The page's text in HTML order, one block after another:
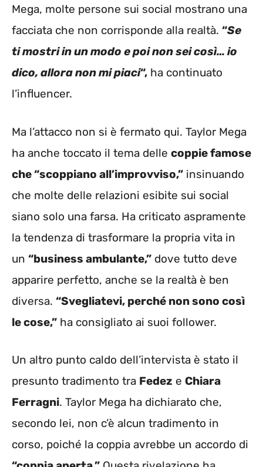
Mega, molte persone sui social mostrano una
facciata che non corrisponde alla realtà. “Se
ti mostri in un modo e poi non sei così… io
dico, allora non mi piaci“, ha continuato
l’influencer.
Ma l’attacco non si è fermato qui. Taylor Mega
ha anche toccato il tema delle coppie famose
che “scoppiano all’improvviso,” insinuando
che molte delle relazioni esibite sui social
siano solo una farsa. Ha criticato aspramente
la tendenza di trasformare la propria vita in
un “business ambulante,” dove tutto deve
apparire perfetto, anche se la realtà è ben
diversa. “Svegliatevi, perché non sono così
le cose,” ha consigliato ai suoi follower.
Un altro punto caldo dell’intervista è stato il
presunto tradimento tra Fedez e Chiara
Ferragni. Taylor Mega ha dichiarato che,
secondo lei, non c’è alcun tradimento in
corso, poiché la coppia avrebbe un accordo di